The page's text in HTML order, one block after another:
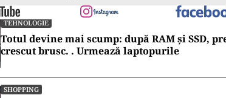
TEHNOLOGIE
Totul devine mai scump: după RAM și SSD,
crescut brusc. . Urmează laptopurile
SHOPPING